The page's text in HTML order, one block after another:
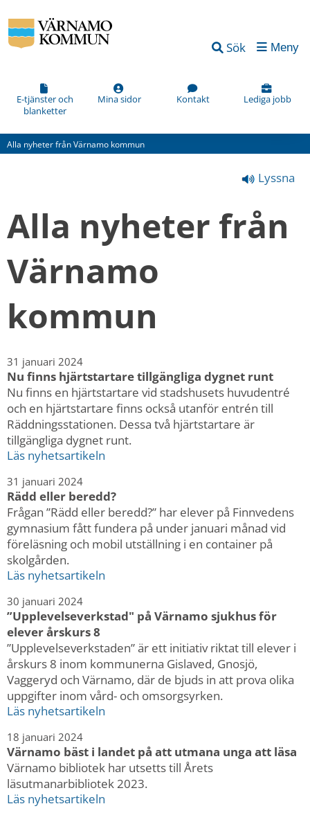
Sök Meny
E-tjänster och
blanketter
Mina sidor Kontakt Lediga jobb
Alla nyheter från Värnamo kommun
Lyssna
Alla nyheter från
Värnamo
kommun
31 januari 2024
Nu finns hjärtstartare tillgängliga dygnet runt
Nu finns en hjärtstartare vid stadshusets huvudentré
och en hjärtstartare finns också utanför entrén till
Räddningsstationen. Dessa två hjärtstartare är
tillgängliga dygnet runt.
Läs nyhetsartikeln
31 januari 2024
Rädd eller beredd?
Frågan ”Rädd eller beredd?” har elever på Finnvedens
gymnasium fått fundera på under januari månad vid
föreläsning och mobil utställning i en container på
skolgården.
Läs nyhetsartikeln
30 januari 2024
”Upplevelseverkstad" på Värnamo sjukhus för
elever årskurs 8
”Upplevelseverkstaden” är ett initiativ riktat till elever i
årskurs 8 inom kommunerna Gislaved, Gnosjö,
Vaggeryd och Värnamo, där de bjuds in att prova olika
uppgifter inom vård- och omsorgsyrken.
Läs nyhetsartikeln
18 januari 2024
Värnamo bäst i landet på att utmana unga att läsa
Värnamo bibliotek har utsetts till Årets
läsutmanarbibliotek 2023.
Läs nyhetsartikeln
Vad
kan
förbättra
den
här
(obligatorisk)
kan
informationen
bättre
för
dig?
Webbadress
till
sidan
bifogas
meddelandet.